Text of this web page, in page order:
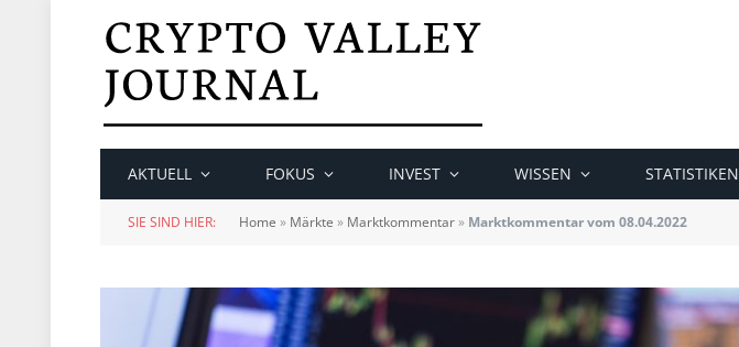
AKTUELL FOKUS INVEST WISSEN STATISTIKEN
SIE SIND HIER: Home » Märkte » Marktkommentar» Marktkommentar vom 08.04.2022